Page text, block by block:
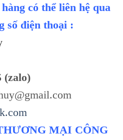
có thể liên hệ qua
số điện thoại :
(zalo)
MẠI CÔNG